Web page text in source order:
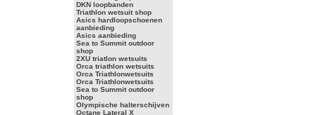
DKN loopbanden
Triathlon wetsuit shop
Asics hardloopschoenen
aanbieding
Asics aanbieding
Sea to Summit outdoor
shop
2XU triatlon wetsuits
Orca triathlon wetsuits
Orca Triathlonwetsuits
Orca Triathlonwetsuits
Sea to Summit outdoor
shop
Olympische halterschijven
Octane Lateral X